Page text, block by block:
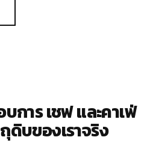
การ เชฟ และคาเฟ่
ดิบของเราจริง